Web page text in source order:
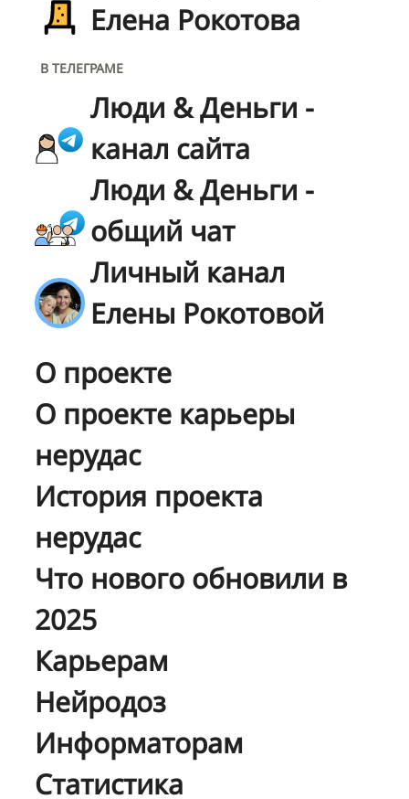
Елена Рокотова
В ТЕЛЕГРАМЕ
Люди & Деньги -
канал сайта
Люди & Деньги -
общий чат
Личный канал
Елены Рокотовой
О проекте
О проекте карьеры
нерудас
История проекта
нерудас
Что нового обновили в
2025
Карьерам
Нейродоз
Информаторам
Статистика